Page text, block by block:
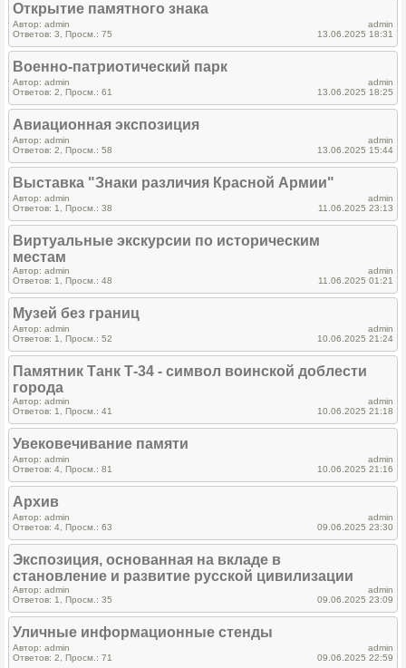
Открытие памятного знака
Автор: admin
Ответов: 3, Просм.: 75
admin
13.06.2025 18:31
Военно-патриотический парк
Автор: admin
Ответов: 2, Просм.: 61
admin
13.06.2025 18:25
Авиационная экспозиция
Автор: admin
Ответов: 2, Просм.: 58
admin
13.06.2025 15:44
Выставка "Знаки различия Красной Армии"
Автор: admin
Ответов: 1, Просм.: 38
admin
11.06.2025 23:13
Виртуальные экскурсии по историческим
местам
Автор: admin
Ответов: 1, Просм.: 48
admin
11.06.2025 01:21
Музей без границ
Автор: admin
Ответов: 1, Просм.: 52
admin
10.06.2025 21:24
Памятник Танк Т-34 - символ воинской доблести
города
Автор: admin
Ответов: 1, Просм.: 41
admin
10.06.2025 21:18
Увековечивание памяти
Автор: admin
Ответов: 4, Просм.: 81
admin
10.06.2025 21:16
Архив
Автор: admin
Ответов: 4, Просм.: 63
admin
09.06.2025 23:30
Экспозиция, основанная на вкладе в
становление и развитие русской цивилизации
Автор: admin
Ответов: 1, Просм.: 35
admin
09.06.2025 23:09
Уличные информационные стенды
Автор: admin
Ответов: 2, Просм.: 71
admin
09.06.2025 22:59